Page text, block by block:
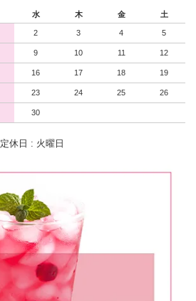
水 木 金 土
2 3 4 5
9 10 11 12
16 17 18 19
23 24 25 26
30
定休日 : 火曜日